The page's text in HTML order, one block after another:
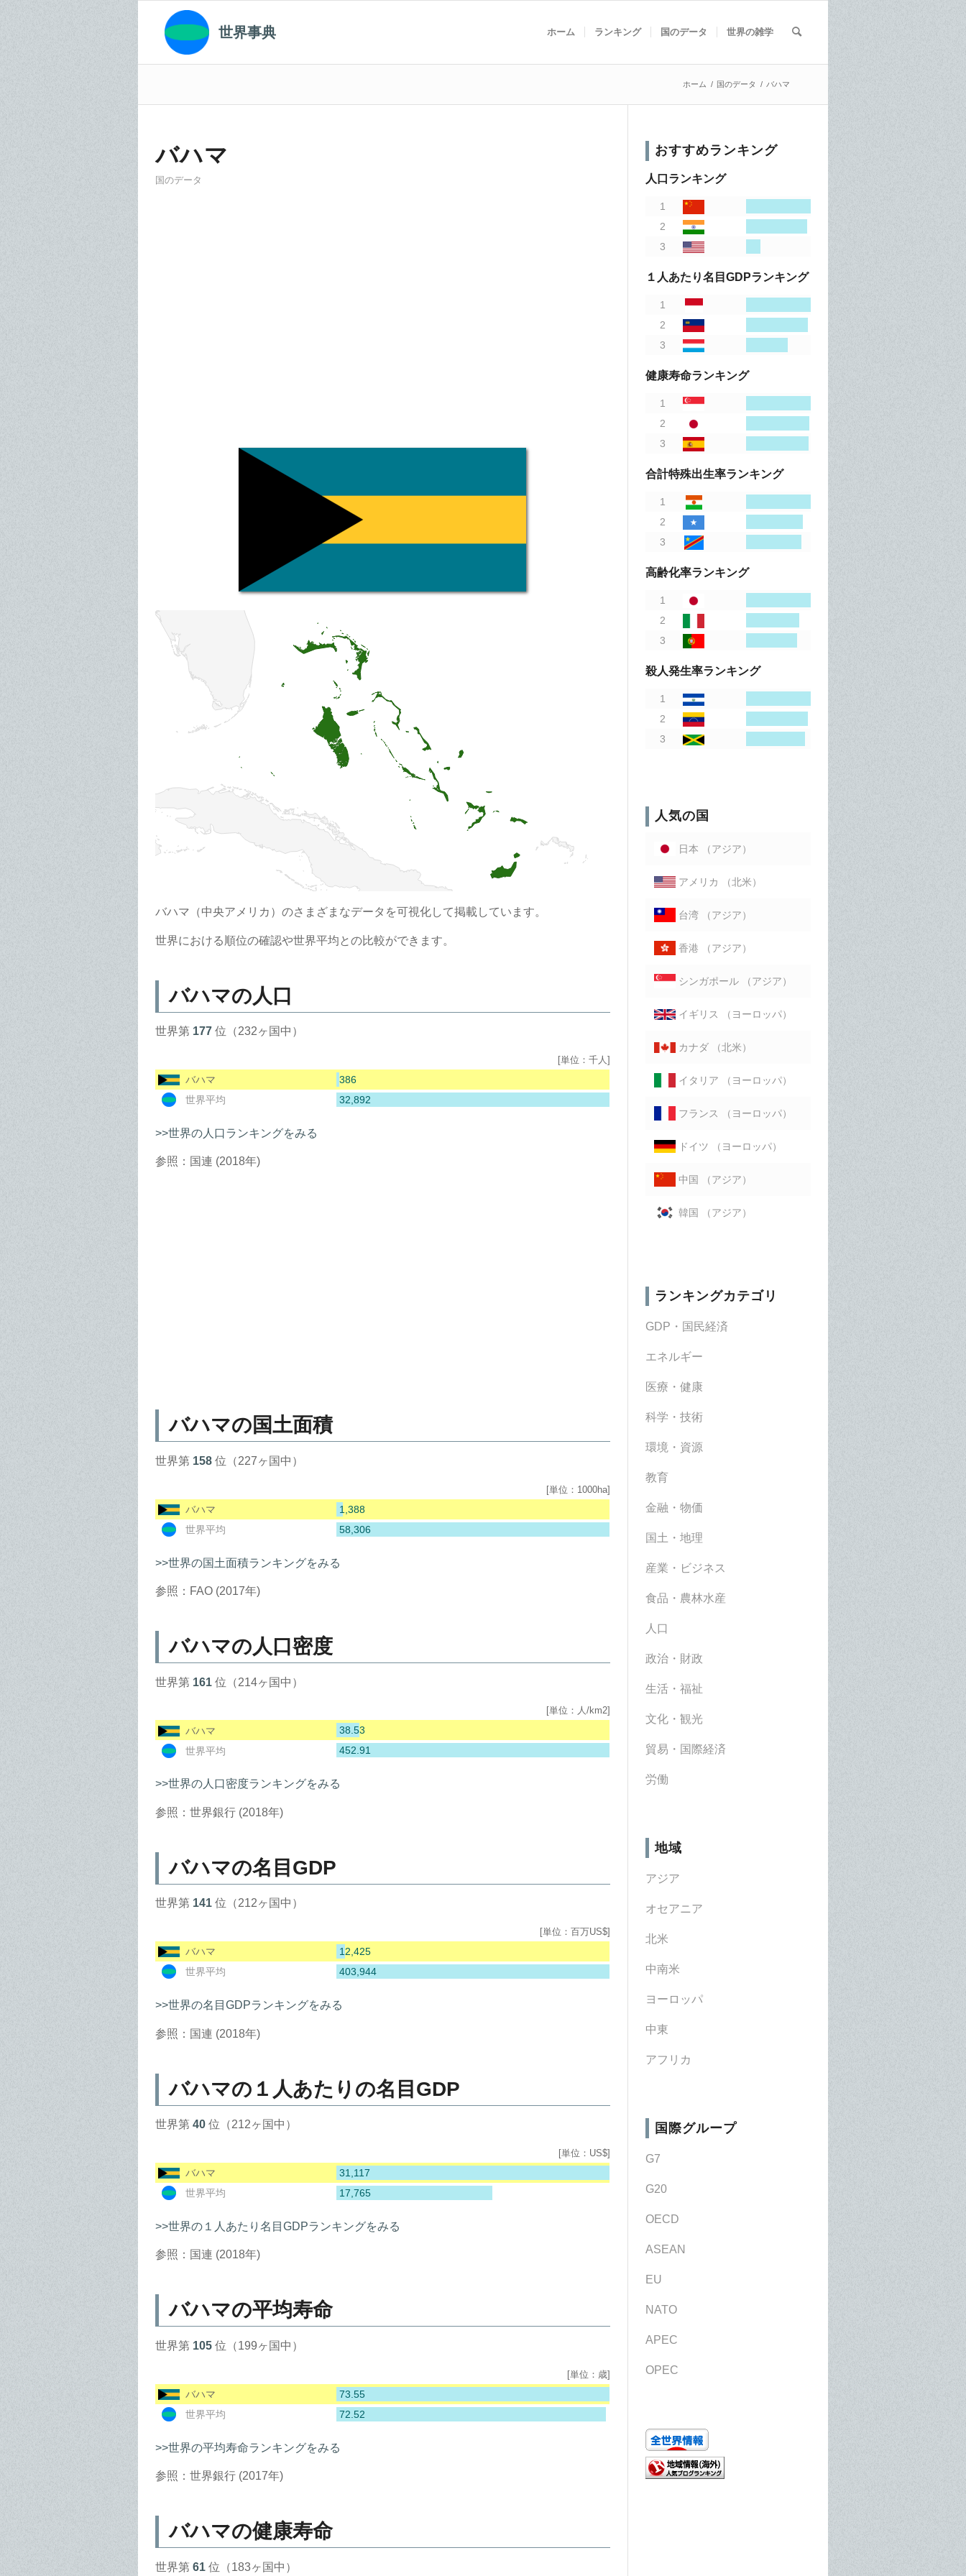
世界事典 ホーム ランキング 国のデータ 世界の雑学
ホーム / 国のデータ / バハマ
バハマ
国のデータ
バハマ（中央アメリカ）のさまざまなデータを可視化して掲載しています。
世界における順位の確認や世界平均との比較ができます。
バハマの人口
世界第 177 位（232ヶ国中）
[単位：千人]
バハマ
386
世界平均
32,892
>>世界の人口ランキングをみる
参照：国連 (2018年)
バハマの国土面積
世界第 158 位（227ヶ国中）
[単位：1000ha]
バハマ
1,388
世界平均
58,306
>>世界の国土面積ランキングをみる
参照：FAO (2017年)
バハマの人口密度
世界第 161 位（214ヶ国中）
[単位：人/km2]
バハマ
38.53
世界平均
452.91
>>世界の人口密度ランキングをみる
参照：世界銀行 (2018年)
バハマの名目GDP
世界第 141 位（212ヶ国中）
[単位：百万US$]
バハマ
12,425
世界平均
403,944
>>世界の名目GDPランキングをみる
参照：国連 (2018年)
バハマの１人あたりの名目GDP
世界第 40 位（212ヶ国中）
[単位：US$]
バハマ
31,117
世界平均
17,765
>>世界の１人あたり名目GDPランキングをみる
参照：国連 (2018年)
バハマの平均寿命
世界第 105 位（199ヶ国中）
[単位：歳]
バハマ
73.55
世界平均
72.52
>>世界の平均寿命ランキングをみる
参照：世界銀行 (2017年)
バハマの健康寿命
世界第 61 位（183ヶ国中）
おすすめランキング
人口ランキング
１人あたり名目GDPランキング
健康寿命ランキング
合計特殊出生率ランキング
高齢化率ランキング
殺人発生率ランキング
人気の国
日本 （アジア）
アメリカ （北米）
台湾 （アジア）
香港 （アジア）
シンガポール （アジア）
イギリス （ヨーロッパ）
カナダ （北米）
イタリア （ヨーロッパ）
フランス （ヨーロッパ）
ドイツ （ヨーロッパ）
中国 （アジア）
韓国 （アジア）
ランキングカテゴリ
GDP・国民経済
エネルギー
医療・健康
科学・技術
環境・資源
教育
金融・物価
国土・地理
産業・ビジネス
食品・農林水産
人口
政治・財政
生活・福祉
文化・観光
貿易・国際経済
労働
地域
アジア
オセアニア
北米
中南米
ヨーロッパ
中東
アフリカ
国際グループ
G7
G20
OECD
ASEAN
EU
NATO
APEC
OPEC